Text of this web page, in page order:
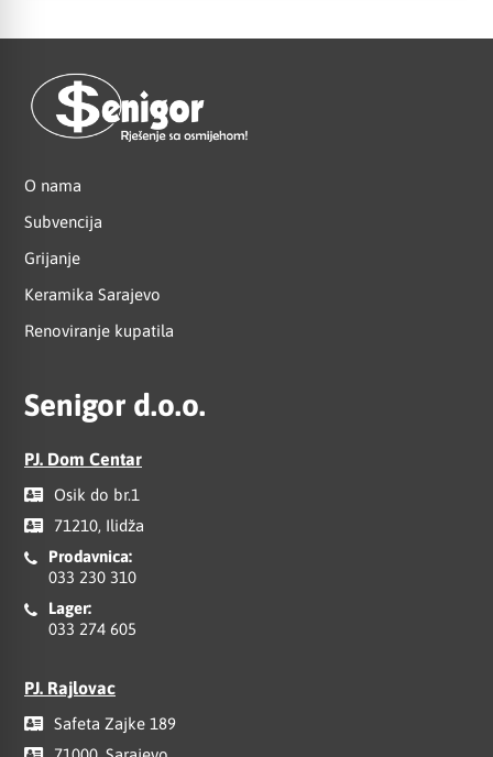
O nama
Subvencija
Grijanje
Keramika Sarajevo
Renoviranje kupatila
Senigor d.o.o.
PJ. Dom Centar
Osik do br.1
71210, Ilidža
Prodavnica:
033 230 310
Lager:
033 274 605
PJ. Rajlovac
Safeta Zajke 189